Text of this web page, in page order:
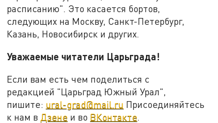
расписанию". Это касается бортов,
следующих на Москву, Санкт-Петербург,
Казань, Новосибирск и других.
Уважаемые читатели Царьграда!
Если вам есть чем поделиться с
редакцией "Царьград Южный Урал",
пишите: ural-grad@mail.ru Присоединяйтесь
к нам в Дзене и во ВКонтакте.